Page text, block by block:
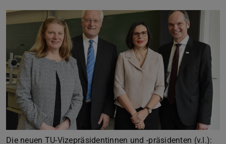
Die neuen TU-Vizepräsidentinnen und -präsidenten (v.l.):
Zurück Vor